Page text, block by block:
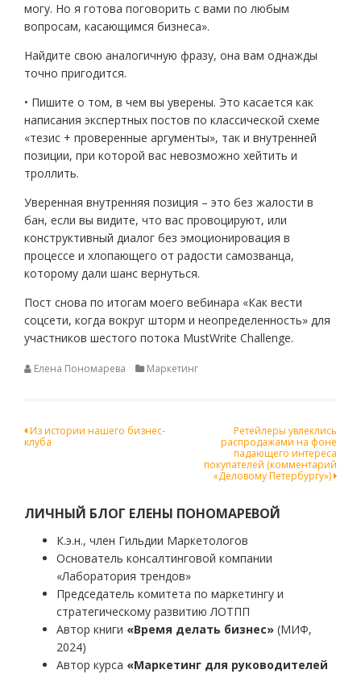
могу. Но я готова поговорить с вами по любым
вопросам, касающимся бизнеса».
Найдите свою аналогичную фразу, она вам однажды
точно пригодится.
• Пишите о том, в чем вы уверены. Это касается как
написания экспертных постов по классической схеме
«тезис + проверенные аргументы», так и внутренней
позиции, при которой вас невозможно хейтить и
троллить.
Уверенная внутренняя позиция – это без жалости в
бан, если вы видите, что вас провоцируют, или
конструктивный диалог без эмоционировация в
процессе и хлопающего от радости самозванца,
которому дали шанс вернуться.
Пост снова по итогам моего вебинара «Как вести
соцсети, когда вокруг шторм и неопределенность» для
участников шестого потока MustWrite Challenge.
Елена Пономарева Маркетинг
Навигация
Из истории нашего бизнес-
клуба
Ретейлеры увлеклись
распродажами на фоне
падающего интереса
покупателей (комментарий
«Деловому Петербургу»)
ЛИЧНЫЙ БЛОГ ЕЛЕНЫ ПОНОМАРЕВОЙ
К.э.н., член Гильдии Маркетологов
Основатель консалтинговой компании
«Лаборатория трендов»
Председатель комитета по маркетингу и
стратегическому развитию ЛОТПП
Автор книги «Время делать бизнес» (МИФ,
2024)
Автор курса «Маркетинг для руководителей